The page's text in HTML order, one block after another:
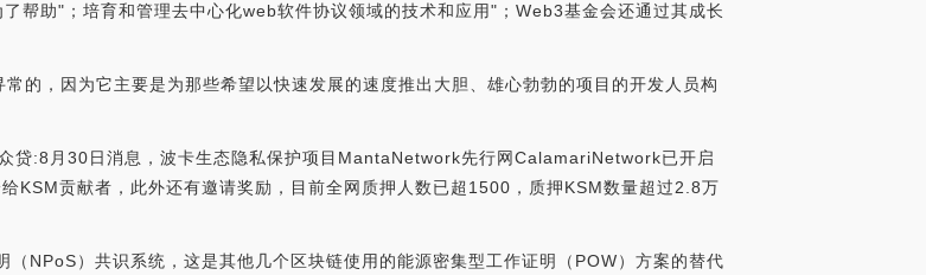
帮助"；培育和管理去中心化web软件协议领域的技术和应用"；Web3基金会还通过其成长
的，因为它主要是为那些希望以快速发展的速度推出大胆、雄心勃勃的项目的开发人员构
贷:8月30日消息，波卡生态隐私保护项目MantaNetwork先行网CalamariNetwork已开启
KSM贡献者，此外还有邀请奖励，目前全网质押人数已超1500，质押KSM数量超过2.8万
NPoS）共识系统，这是其他几个区块链使用的能源密集型工作证明（POW）方案的替代